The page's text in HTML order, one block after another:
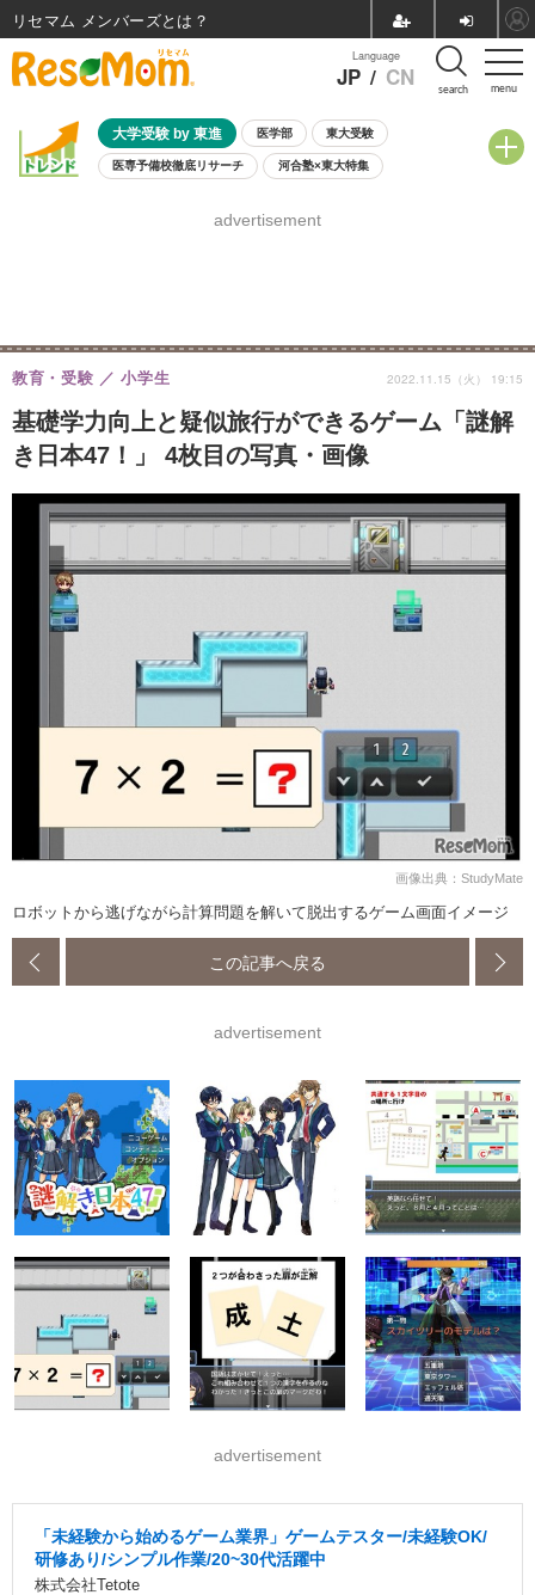
menu
Language
JP / CN search
大学受験 by 東進 医学部 東大受験
医専予備校徹底リサーチ 河合塾×東大特集
8月開催学校説明会・相談会
advertisement
基礎学力向上と疑似旅行ができるゲーム「謎解
き日本47！」 4枚目の写真・画像
教育・受験 小学生 2022.11.15（火） 19:15
画像出典：StudyMate
ロボットから逃げながら計算問題を解いて脱出するゲーム画面イメージ
この記事へ戻る
advertisement
advertisement
「未経験から始めるゲーム業界」ゲームテスター/未経験OK/
研修あり/シンプル作業/20~30代活躍中
株式会社Tetote
リセマム メンバーズ